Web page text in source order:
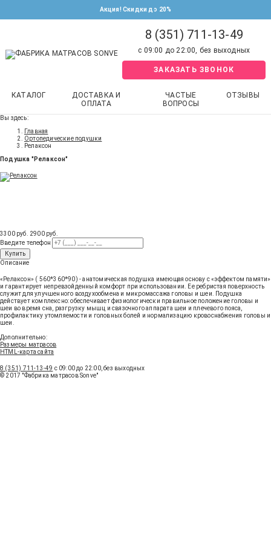
Акция! Скидки до 20%
КАТАЛОГ
ДОСТАВКА И
ОПЛАТА
ЧАСТЫЕ
ВОПРОСЫ
ОТЗЫВЫ
8 (351) 711-13-49
с 09:00 до 22:00, без выходных
ЗАКАЗАТЬ ЗВОНОК
Вы здесь:
Главная
Ортопедические подушки
Релаксон
Подушка "Релаксон"
3300 руб. 2900 руб.
Введите телефон
Купить
Описание
«Релаксон» ( 560*360*90) - анатомическая подушка имеющая основу с «эффектом памяти»
и гарантирует непревзойденный комфорт при использовании. Ее ребристая поверхность
служит для улучшенного воздухообмена и микромассажа головы и шеи. Подушка
действует комплексно: обеспечивает физиологически правильное положение головы и
шеи во время сна, разгрузку мышц и связочного аппарата шеи и плечевого пояса,
профилактику утомляемости и головных болей и нормализацию кровоснабжения головы и
шеи.
Дополнительно:
Размеры матрасов
HTML-карта сайта
8 (351) 711-13-49 с 09:00 до 22:00, без выходных
© 2017 "Фабрика матрасов Sonve"